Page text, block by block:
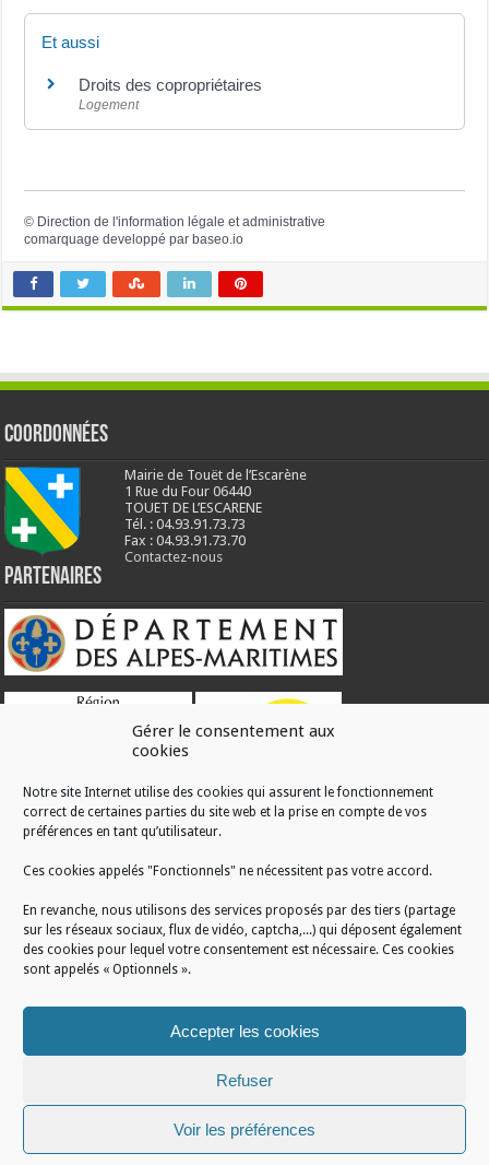
Gérer le consentement aux
cookies
Notre site Internet utilise des cookies qui assurent le fonctionnement
correct de certaines parties du site web et la prise en compte de vos
préférences en tant qu’utilisateur.
Ces cookies appelés "Fonctionnels" ne nécessitent pas votre accord.
En revanche, nous utilisons des services proposés par des tiers (partage
sur les réseaux sociaux, flux de vidéo, captcha,...) qui déposent également
des cookies pour lequel votre consentement est nécessaire. Ces cookies
sont appelés « Optionnels ».
Accepter les cookies
Refuser
Voir les préférences
Et aussi
Droits des copropriétaires
Logement
© Direction de l'information légale et administrative
comarquage developpé parbaseo.io
Coordonnées
Mairie de Touët de l’Escarène
1 Rue du Four 06440
TOUET DE L’ESCARENE
Tél. : 04.93.91.73.73
Fax : 04.93.91.73.70
Contactez-nous
Partenaires
RÉALISATION
Mentions légales/Plan du site/Politique de cookies/Conditions générales